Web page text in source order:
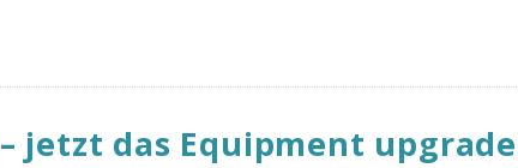
jetzt das Equipment